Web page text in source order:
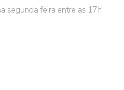
segunda feira entre as 17h